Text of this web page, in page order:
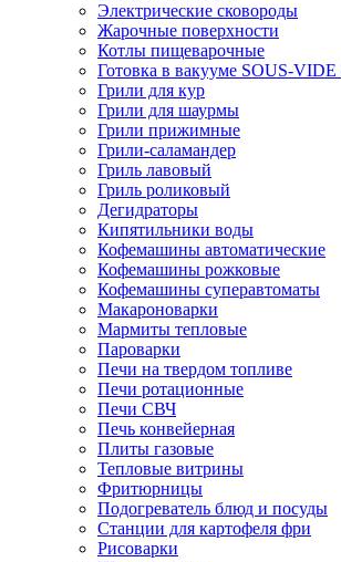
Электрические сковороды
Жарочные поверхности
Котлы пищеварочные
Готовка в вакууме SOUS-
Грили для кур
Грили для шаурмы
Грили прижимные
Грили-саламандер
Гриль лавовый
Гриль роликовый
Дегидраторы
Кипятильники воды
Кофемашины автоматические
Кофемашины рожковые
Кофемашины суперавтоматы
Макароноварки
Мармиты тепловые
Пароварки
Печи на твердом топливе
Печи ротационные
Печи СВЧ
Печь конвейерная
Плиты газовые
Тепловые витрины
Фритюрницы
Подогреватель блюд и посуды
Станции для картофеля фри
Рисоварки